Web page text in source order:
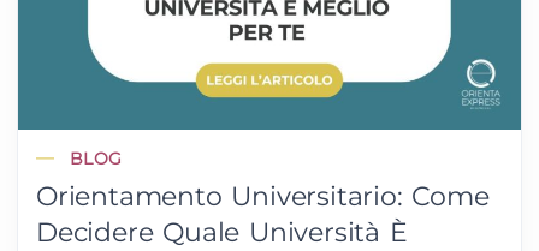
BLOG
Orientamento Universitario: Come
Decidere Quale Università È